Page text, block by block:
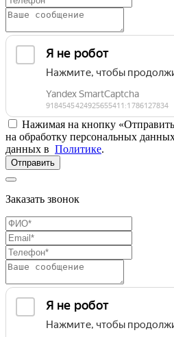
Нажимая на кнопку
на обработку персональных
данных в Политике.
Отправить
Заказать звонок